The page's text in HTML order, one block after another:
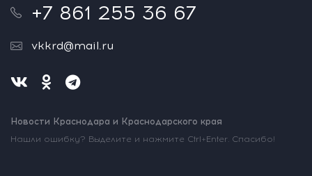
+7 861 255 36 67
vkkrd@mail.ru
Новости Краснодара и Краснодарского края
Нашли ошибку? Выделите и нажмите Ctrl+Enter. Спасибо!